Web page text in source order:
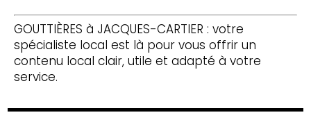
GOUTTIÈRES à JACQUES-CARTIER : votre
spécialiste local est là pour vous offrir un
contenu local clair, utile et adapté à votre
service.